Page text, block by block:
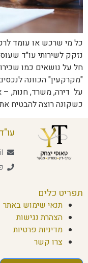
כל מי שרכש או עומד
נזקק לשירותי עו"ד
חל על נושאים כמו
"מקרקעין" הכוונה
על דירה, משרד, חנות,
כשקונה רוצה להבטיח את
תפריט כלים
תנאי שימוש באתר
הצהרת נגישות
מדיניות פרטיות
צרו קשר